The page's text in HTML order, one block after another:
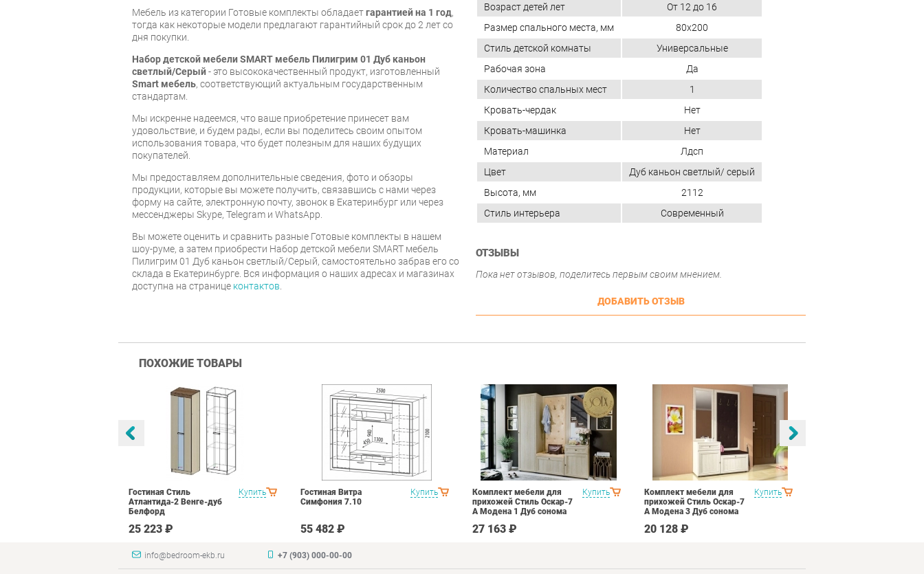
Мебель из категории Готовые комплекты обладаетгарантией на 1 год,
тогда как некоторые модели предлагают гарантийный срок до 2 лет со
дня покупки.
Набор детской мебели SMART мебель Пилигрим 01 Дуб каньон
светлый/Серый- это высококачественный продукт, изготовленный
Smart мебель, соответствующий актуальным государственным
стандартам.
Мы искренне надеемся, что ваше приобретение принесет вам
удовольствие, и будем рады, если вы поделитесь своим опытом
использования товара, что будет полезным для наших будущих
покупателей.
Мы предоставляем дополнительные сведения, фото и обзоры
продукции, которые вы можете получить, связавшись с нами через
форму на сайте, электронную почту, звонок в Екатеринбург или через
мессенджеры Skype, Telegram и WhatsApp.
Вы можете оценить и сравнить разные Готовые комплекты в нашем
шоу-руме, а затем приобрести Набор детской мебели SMART мебель
Пилигрим 01 Дуб каньон светлый/Серый, самостоятельно забрав его со
склада в Екатеринбурге. Вся информация о наших адресах и магазинах
доступна на странице контактов
Возраст детей лет
От 12 до 16
Размер спального места, мм
80х200
Стиль детской комнаты
Универсальные
Рабочая зона
Да
Количество спальных мест
1
Кровать-чердак
Нет
Кровать-машинка
Нет
Материал
Лдсп
Цвет
Дуб каньон светлый/ серый
Высота, мм
2112
Стиль интерьера
Современный
ОТЗЫВЫ
Пока нет отзывов, поделитесь первым своим мнением.
ДОБАВИТЬ ОТЗЫВ
ПОХОЖИЕ ТОВАРЫ
Купить
Гостиная Стиль
Атлантида-2 Венге-дуб
Белфорд
25 223 ₽
Купить
Гостиная Витра
Симфония 7.10
55 482 ₽
Купить
Комплект мебели для
прихожей Стиль Оскар-7
А Модена 1 Дуб сонома
27 163 ₽
Купить
Комплект мебели для
прихожей Стиль Оскар-7
А Модена 3 Дуб сонома
20 128 ₽
info@bedroom-ekb.ru +7 (903) 000-00-00